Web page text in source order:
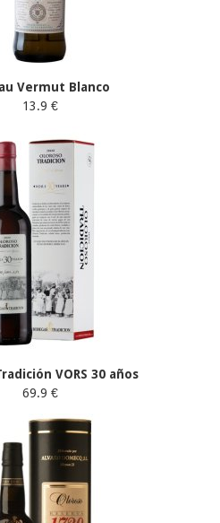
Vermut Blanco
13.9 €
VORS 30 años
69.9 €